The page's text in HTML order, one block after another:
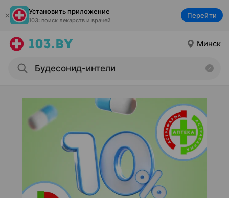
Установить приложение
103: поиск лекарств и врачей
Перейти
Минск